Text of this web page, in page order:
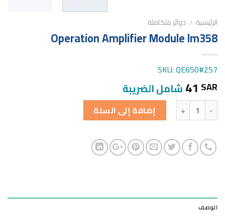
الرئيسية / دوائر متكاملة
Operation Amplifier Module lm358
SKU: QE650#257
41 SAR شامل الضريبة
الكمية إضافة إلى السلة
الوصف